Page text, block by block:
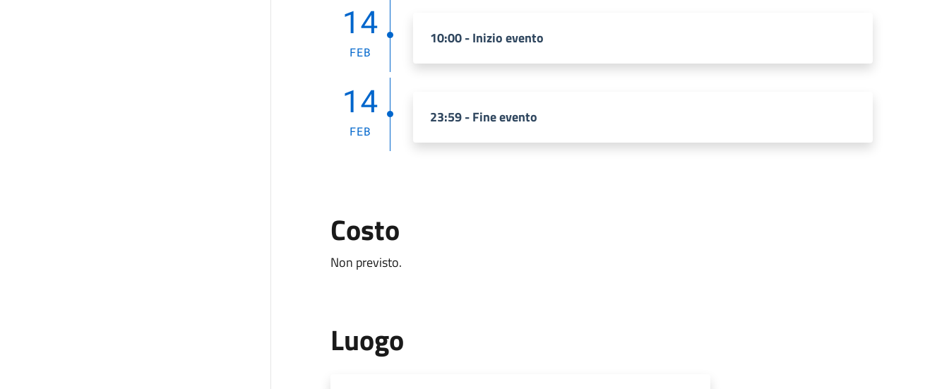
14
FEB
10:00 - Inizio evento
14
FEB
23:59 - Fine evento
Costo
Non previsto.
Luogo